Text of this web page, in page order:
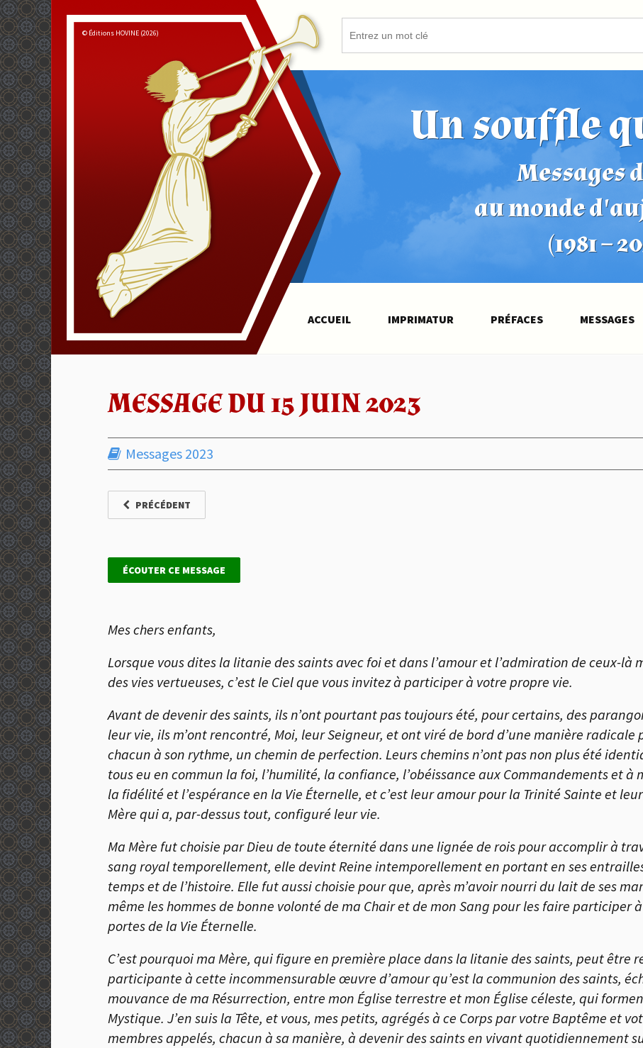
Un souffle
Messages
au monde
(1981 –
© Éditions HOVINE (2026)
ACCUEIL IMPRIMATUR PRÉFACES MESSAGES
MESSAGE DU 15 JUIN 2023
Messages 2023
PRÉCÉDENT
ÉCOUTER CE MESSAGE
Mes chers enfants,
Lorsque vous dites la litanie des saints avec foi et dans l’amour et l’admiration de ceux-là
des vies vertueuses, c’est le Ciel que vous invitez à participer à votre propre vie.
Avant de devenir des saints, ils n’ont pourtant pas toujours été, pour certains, des
leur vie, ils m’ont rencontré, Moi, leur Seigneur, et ont viré de bord d’une manière radicale
chacun à son rythme, un chemin de perfection. Leurs chemins n’ont pas non plus été
tous eu en commun la foi, l’humilité, la confiance, l’obéissance aux Commandements et à
la fidélité et l’espérance en la Vie Éternelle, et c’est leur amour pour la Trinité Sainte et
Mère qui a, par-dessus tout, configuré leur vie.
Ma Mère fut choisie par Dieu de toute éternité dans une lignée de rois pour accomplir à
sang royal temporellement, elle devint Reine intemporellement en portant en ses
temps et de l’histoire. Elle fut aussi choisie pour que, après m’avoir nourri du lait de ses
même les hommes de bonne volonté de ma Chair et de mon Sang pour les faire participer
portes de la Vie Éternelle.
C’est pourquoi ma Mère, qui figure en première place dans la litanie des saints, peut être
participante à cette incommensurable œuvre d’amour qu’est la communion des saints,
mouvance de ma Résurrection, entre mon Église terrestre et mon Église céleste, qui
Mystique. J’en suis la Tête, et vous, mes petits, agrégés à ce Corps par votre Baptême et
membres appelés, chacun à sa manière, à devenir des saints en vivant quotidiennement